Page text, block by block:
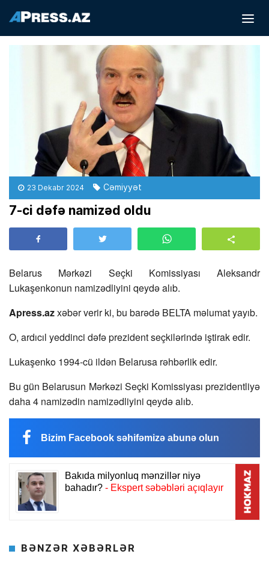
23 Dekabr 2024 Cəmiyyət
7-ci dəfə namizəd oldu
Belarus Mərkəzi Seçki Komissiyası Aleksandr
Lukaşenkonun namizədliyini qeydə alıb.
Apress.azxəbər verir ki, bu barədə BELTA məlumat yayıb.
O, ardıcıl yeddinci dəfə prezident seçkilərində iştirak edir.
Lukaşenko 1994-cü ildən Belarusa rəhbərlik edir.
Bu gün Belarusun Mərkəzi Seçki Komissiyası prezidentliyə
daha 4 namizədin namizədliyini qeydə alıb.
Bizim Facebook səhifəmizə abunə olun
BƏNZƏR XƏBƏRLƏR